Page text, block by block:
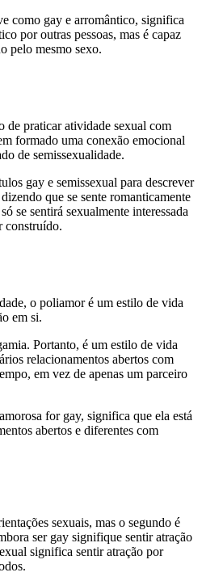
como gay e arromântico, significa
por outras pessoas, mas é capaz
pelo mesmo sexo.
de praticar atividade sexual com
formado uma conexão emocional
de semissexualidade.
gay e semissexual para descrever
que se sente romanticamente
se sentirá sexualmente interessada
construído.
o poliamor é um estilo de vida
em si.
Portanto, é um estilo de vida
relacionamentos abertos com
em vez de apenas um parceiro
for gay, significa que ela está
abertos e diferentes com
sexuais, mas o segundo é
ser gay signifique sentir atração
significa sentir atração por